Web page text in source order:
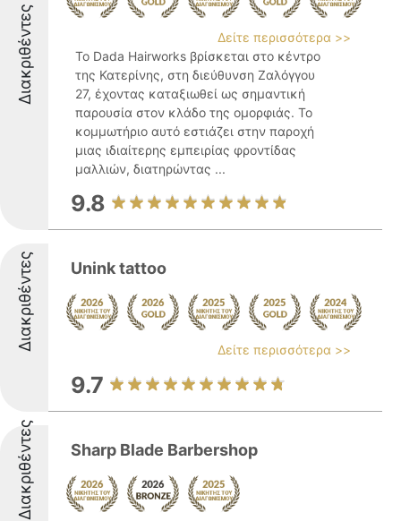
Διακριθέντες
Δείτε περισσότερα >>
Το Dada Hairworks βρίσκεται στο κέντρο
της Κατερίνης, στη διεύθυνση Ζαλόγγου
27, έχοντας καταξιωθεί ως σημαντική
παρουσία στον κλάδο της ομορφιάς. Το
κομμωτήριο αυτό εστιάζει στην παροχή
μιας ιδιαίτερης εμπειρίας φροντίδας
μαλλιών, διατηρώντας ...
9.8
Διακριθέντες Unink tattoo
Δείτε περισσότερα >>
9.7
Διακριθέντες Sharp Blade Barbershop